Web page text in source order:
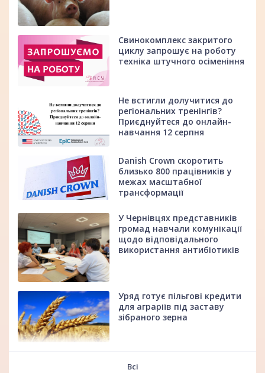
Свинокомплекс закритого
циклу запрошує на роботу
техніка штучного осіменіння
Не встигли долучитися до
регіональних тренінгів?
Приєднуйтеся до онлайн-
навчання 12 серпня
Danish Crown скоротить
близько 800 працівників у
межах масштабної
трансформації
У Чернівцях представників
громад навчали комунікації
щодо відповідального
використання антибіотиків
Уряд готує пільгові кредити
для аграріїв під заставу
зібраного зерна
через сервіси доставки у
Всі